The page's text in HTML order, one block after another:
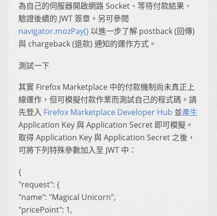
為自己的伺服器開啟網路 Socket、等待付款結果、
驗證後續的 JWT 簽章。另可參閱
navigator.mozPay() 以進一步了解 postback (回傳)
與 chargeback (退款) 通知的運作方式。
測試一下
其實 Firefox Marketplace 中的付款機制尚未真正上
線運作，但可模擬付款作業而測試自己的程式碼。請
先登入 Firefox Marketplace Developer Hub 並產生
Application Key 與 Application Secret 即可模擬。
取得 Application Key 與 Application Secret 之後，
可將下列特殊參數加入至 JWT 中：
{
"request": {
"name": "Magical Unicorn",
"pricePoint": 1,